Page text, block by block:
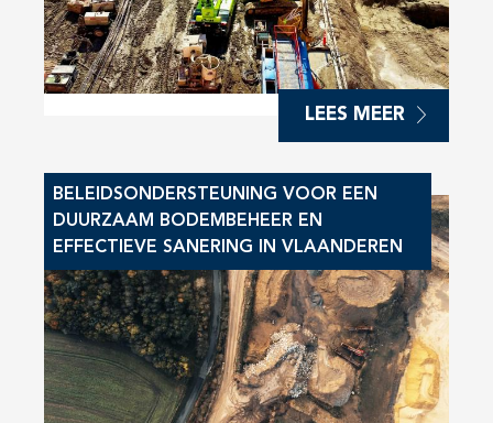
LEES MEER
BELEIDSONDERSTEUNING VOOR EEN
DUURZAAM BODEMBEHEER EN
EFFECTIEVE SANERING IN VLAANDEREN